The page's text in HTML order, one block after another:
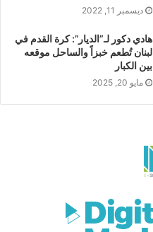
ديسمبر 11, 2022
هادي دكور لـ”الديار”: كرة القدم في
لبنان تُطعم خبزاً والساحل موقعه
بين الكبار
مايو 20, 2025